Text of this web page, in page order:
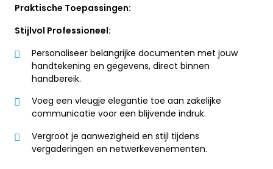
Praktische Toepassingen:
Stijlvol Professioneel:
Personaliseer belangrijke documenten met jouw
handtekening en gegevens, direct binnen
handbereik.
Voeg een vleugje elegantie toe aan zakelijke
communicatie voor een blijvende indruk.
Vergroot je aanwezigheid en stijl tijdens
vergaderingen en netwerkevenementen.